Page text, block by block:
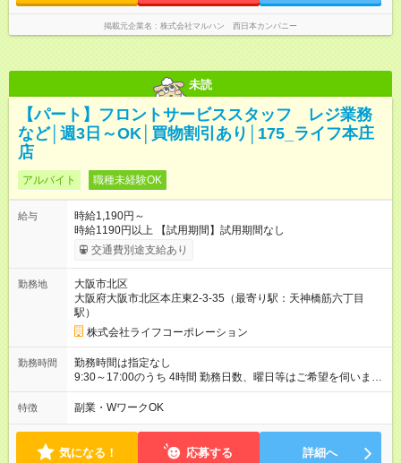
掲載元企業名 株式会社マルハン 西日本カンパニー
未読
【パート】フロントサービススタッフ レジ業務
など│週3日～OK│買物割引あり│175_ライフ本庄
店
アルバイト 職種未経験OK
給与
時給1,190円～
時給1190円以上 【試用期間】試用期間なし
交通費別途支給あり
勤務地
大阪市北区
大阪府大阪市北区本庄東2-3-35（最寄り駅：天神橋筋六丁目
駅）
株式会社ライフコーポレーション
勤務時間
勤務時間は指定なし
9:30～17:00のうち 4時間 勤務日数、曜日等はご希望を伺います
上記時間帯以外をご希望の場合は、面接にてご相談ください。
特徴 副業・WワークOK
気になる！ 応募する 詳細へ